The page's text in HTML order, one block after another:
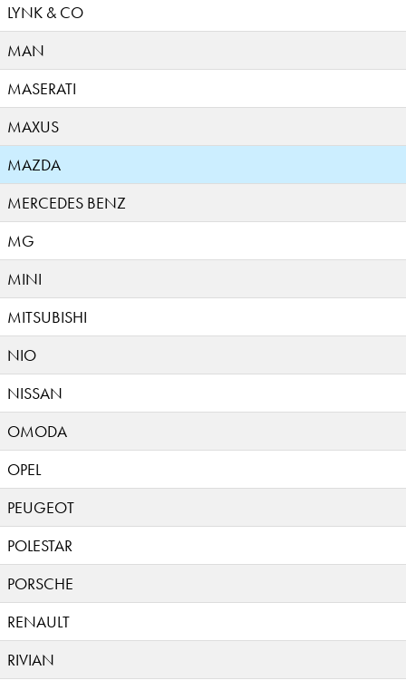
LYNK & CO
MAN
MASERATI
MAXUS
MAZDA
MERCEDES BENZ
MG
MINI
MITSUBISHI
NIO
NISSAN
OMODA
OPEL
PEUGEOT
POLESTAR
PORSCHE
RENAULT
RIVIAN